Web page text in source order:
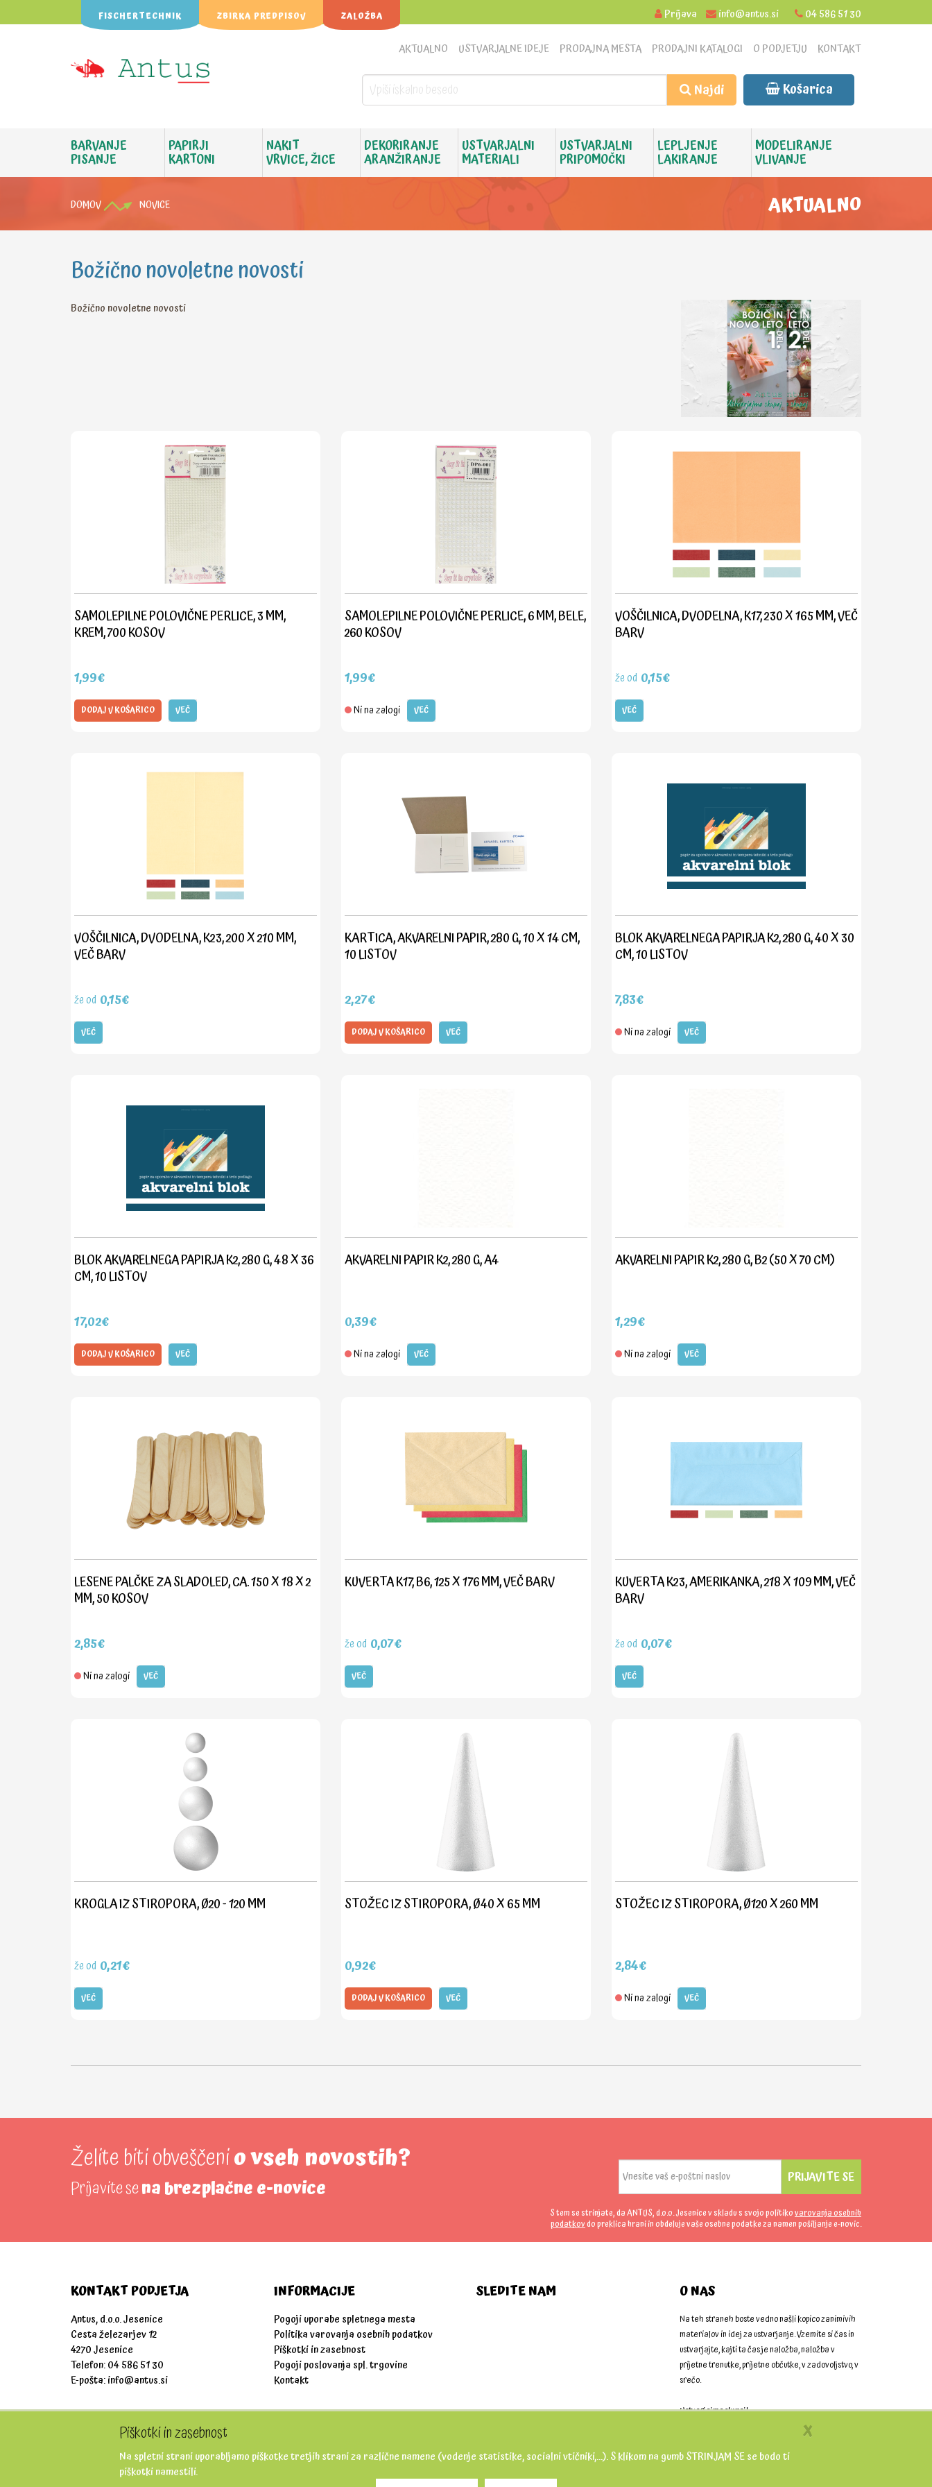
FISCHERTECHNIK ZBIRKA PREDPISOV ZALOŽBA Prijava info@antus.si
04 586 51 30
KONTAKT
O PODJETJU
PRODAJNI KATALOGI
PRODAJNA MESTA
USTVARJALNE IDEJE
AKTUALNO
Najdi Košarica
BARVANJE
PISANJE
PAPIRJI
KARTONI
NAKIT
VRVICE, ŽICE
DEKORIRANJE
ARANŽIRANJE
USTVARJALNI
MATERIALI
USTVARJALNI
PRIPOMOČKI
LEPLJENJE
LAKIRANJE
MODELIRANJE
VLIVANJE
DOMOV NOVICE AKTUALNO
Božično novoletne novosti
Božično novoletne novosti
SAMOLEPILNE POLOVIČNE PERLICE, 3 MM,
KREM, 700 KOSOV
1,99€
DODAJ V KOŠARICO VEČ
SAMOLEPILNE POLOVIČNE PERLICE, 6 MM, BELE,
260 KOSOV
1,99€
Ni na zalogi VEČ
VOŠČILNICA, DVODELNA, K17, 230 X 165 MM, VEČ
BARV
že od 0,15€
VEČ
VOŠČILNICA, DVODELNA, K23, 200 X 210 MM,
VEČ BARV
že od 0,15€
VEČ
KARTICA, AKVARELNI PAPIR, 280 G, 10 X 14 CM,
10 LISTOV
2,27€
DODAJ V KOŠARICO VEČ
BLOK AKVARELNEGA PAPIRJA K2, 280 G, 40 X 30
CM, 10 LISTOV
7,83€
Ni na zalogi VEČ
BLOK AKVARELNEGA PAPIRJA K2, 280 G, 48 X 36
CM, 10 LISTOV
17,02€
DODAJ V KOŠARICO VEČ
AKVARELNI PAPIR K2, 280 G, A4
0,39€
Ni na zalogi VEČ
AKVARELNI PAPIR K2, 280 G, B2 (50 X 70 CM)
1,29€
Ni na zalogi VEČ
LESENE PALČKE ZA SLADOLED, CA. 150 X 18 X 2
MM, 50 KOSOV
2,85€
Ni na zalogi VEČ
KUVERTA K17, B6, 125 X 176 MM, VEČ BARV
že od 0,07€
VEČ
KUVERTA K23, AMERIKANKA, 218 X 109 MM, VEČ
BARV
že od 0,07€
VEČ
KROGLA IZ STIROPORA, Ø20 - 120 MM
že od 0,21€
VEČ
STOŽEC IZ STIROPORA, Ø40 X 65 MM
0,92€
DODAJ V KOŠARICO VEČ
STOŽEC IZ STIROPORA, Ø120 X 260 MM
2,84€
Ni na zalogi VEČ
Želite biti obveščenio vseh novostih?
Prijavite sena brezplačne e-novice PRIJAVITE SE
S tem se strinjate, da ANTUS, d.o.o. Jesenice v skladu s svojo politikovarovanja osebnih
podatkovdo preklica hrani in obdeluje vaše osebne podatke za namen pošiljanje e-novic.
KONTAKT PODJETJA
Antus, d.o.o. Jesenice
Cesta železarjev 12
4270 Jesenice
Telefon: 04 586 51 30
E-pošta:info@antus.si
INFORMACIJE
Pogoji uporabe spletnega mesta
Politika varovanja osebnih podatkov
Piškotki in zasebnost
Pogoji poslovanja spl. trgovine
Kontakt
SLEDITE NAM O NAS
Na teh straneh boste vedno našli kopico zanimivih
materialov in idej za ustvarjanje. Vzemite si čas in
ustvarjajte, kajti ta čas je naložba, naložba v
prijetne trenutke, prijetne občutke, v zadovoljstvo, v
srečo.
Ustvarjajmo skupaj!
X
Piškotki in zasebnost
Na spletni strani uporabljamo piškotke tretjih strani za različne namene (vodenje statistike, socialni vtičniki,...). S klikom na gumb STRINJAM SE se bodo ti
piškotki namestili.